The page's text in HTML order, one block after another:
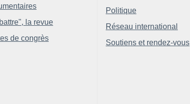
la revue
de congrès
Politique
Réseau international
Soutiens et rendez-vous